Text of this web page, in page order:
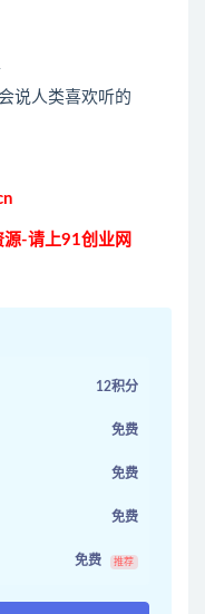
说人类喜欢听的
源-请上91创业网
12积分
免费
免费
免费
免费 推荐